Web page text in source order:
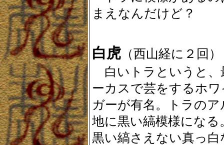
まえなんだけど？
白虎 （西山経に２回）
白いトラというと、
ーカスで芸をするホ
ガーが有名。トラの
地に黒い縞模様になる
黒い縞さえない真っ